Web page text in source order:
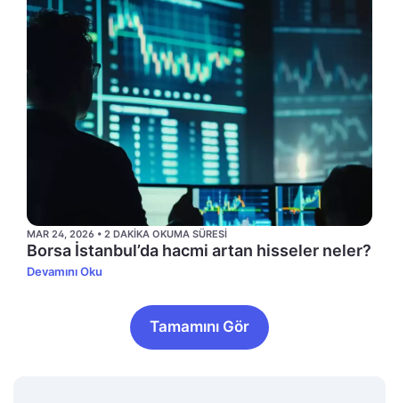
MAR 24, 2026 • 2 DAKIKA OKUMA SÜRESI
Borsa İstanbul’da hacmi artan hisseler neler?
Devamını Oku
Tamamını Gör